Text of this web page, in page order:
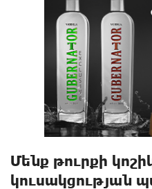
Մենք թուրքի
կուսակցության